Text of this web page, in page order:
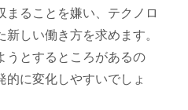
まることを嫌い、テクノロ
しい働き方を求めます。
うとするところがあるの
に変化しやすいでしょ